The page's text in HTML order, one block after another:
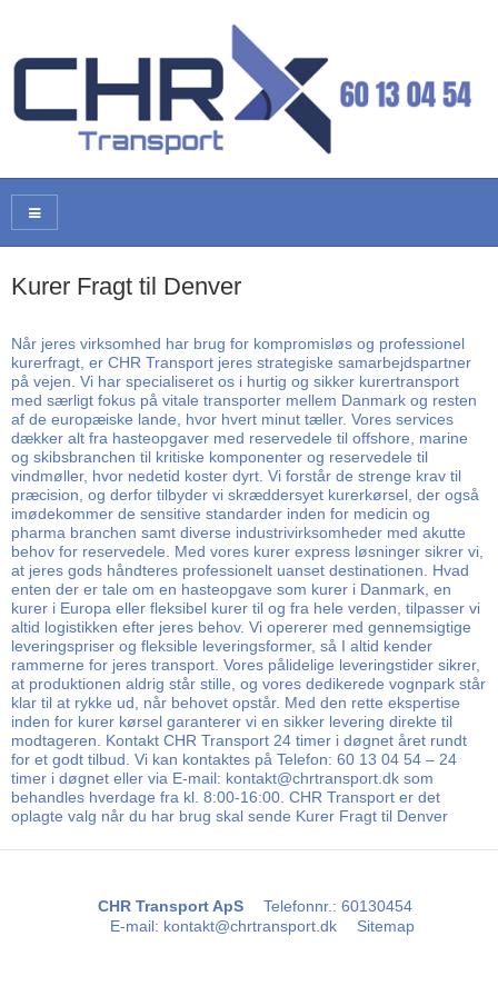
Kurer Fragt til Denver
Når jeres virksomhed har brug for kompromisløs og professionel
kurerfragt, er CHR Transport jeres strategiske samarbejdspartner
på vejen. Vi har specialiseret os i hurtig og sikker kurertransport
med særligt fokus på vitale transporter mellem Danmark og resten
af de europæiske lande, hvor hvert minut tæller. Vores services
dækker alt fra hasteopgaver med reservedele til offshore, marine
og skibsbranchen til kritiske komponenter og reservedele til
vindmøller, hvor nedetid koster dyrt. Vi forstår de strenge krav til
præcision, og derfor tilbyder vi skræddersyet kurerkørsel, der også
imødekommer de sensitive standarder inden for medicin og
pharma branchen samt diverse industrivirksomheder med akutte
behov for reservedele. Med vores kurer express løsninger sikrer vi,
at jeres gods håndteres professionelt uanset destinationen. Hvad
enten der er tale om en hasteopgave som kurer i Danmark, en
kurer i Europa eller fleksibel kurer til og fra hele verden, tilpasser vi
altid logistikken efter jeres behov. Vi opererer med gennemsigtige
leveringspriser og fleksible leveringsformer, så I altid kender
rammerne for jeres transport. Vores pålidelige leveringstider sikrer,
at produktionen aldrig står stille, og vores dedikerede vognpark står
klar til at rykke ud, når behovet opstår. Med den rette ekspertise
inden for kurer kørsel garanterer vi en sikker levering direkte til
modtageren. Kontakt CHR Transport 24 timer i døgnet året rundt
for et godt tilbud. Vi kan kontaktes på Telefon: 60 13 04 54 – 24
timer i døgnet eller via E-mail: kontakt@chrtransport.dk som
behandles hverdage fra kl. 8:00-16:00. CHR Transport er det
oplagte valg når du har brug skal sende Kurer Fragt til Denver
CHR Transport ApS Telefonnr.: 60130454
E-mail: kontakt@chrtransport.dk Sitemap